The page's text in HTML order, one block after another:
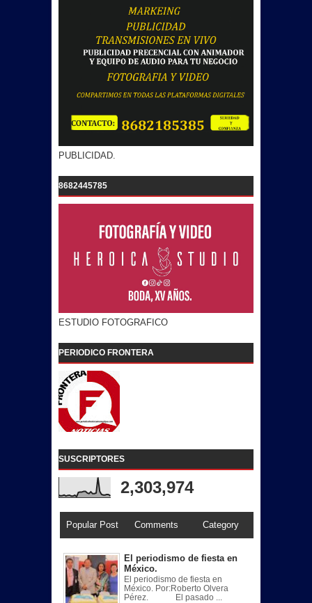
PUBLICIDAD.
8682445785
ESTUDIO FOTOGRAFICO
PERIODICO FRONTERA
SUSCRIPTORES
2,303,974
Popular Post Comments Category
El periodismo de fiesta en
México.
El periodismo de fiesta en
México. Por:Roberto Olvera
Pérez. El pasado ...